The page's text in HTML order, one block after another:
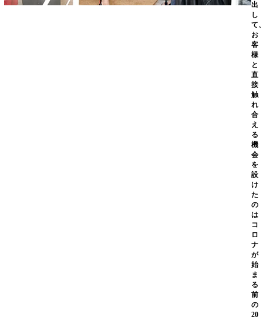
出
し
て
お
客
様
と
直
接
触
れ
合
え
る
機
会
を
設
け
た
の
は
コ
ロ
ナ
が
始
ま
る
前
の
20